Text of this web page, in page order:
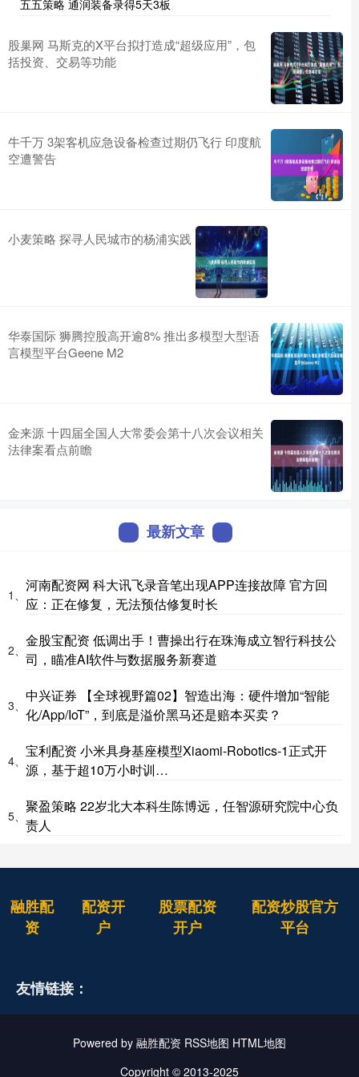
五五策略 通润装备录得5天3板
股巢网 马斯克的X平台拟打造成“超级应用”，包
括投资、交易等功能
牛千万 3架客机应急设备检查过期仍飞行 印度航
空遭警告
小麦策略 探寻人民城市的杨浦实践
华泰国际 狮腾控股高开逾8% 推出多模型大型语
言模型平台Geene M2
金来源 十四届全国人大常委会第十八次会议相关
法律案看点前瞻
最新文章
1、
河南配资网 科大讯飞录音笔出现APP连接故障 官方回
应：正在修复，无法预估修复时长
2、
金股宝配资 低调出手！曹操出行在珠海成立智行科技公
司，瞄准AI软件与数据服务新赛道
3、
中兴证券 【全球视野篇02】智造出海：硬件增加“智能
化/App/IoT”，到底是溢价黑马还是赔本买卖？
4、
宝利配资 小米具身基座模型Xiaomi-Robotics-1正式开
源，基于超10万小时训…
5、
聚盈策略 22岁北大本科生陈博远，任智源研究院中心负
责人
融胜配
资
配资开
户
股票配资
开户
配资炒股官方
平台
友情链接：
Powered by 融胜配资 RSS地图 HTML地图
Copyright © 2013-2025